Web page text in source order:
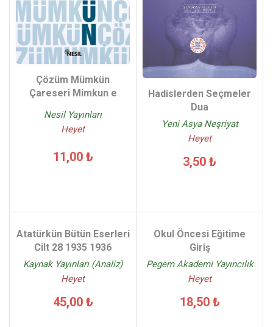
Çözüm Mümkün
Çareseri Mimkun e
Nesil Yayınları
Heyet
11,00 ₺
Hadislerden Seçmeler
Dua
Yeni Asya Neşriyat
Heyet
3,50 ₺
Atatürkün Bütün Eserleri
Cilt 28 1935 1936
Kaynak Yayınları (Analiz)
Heyet
45,00 ₺
Okul Öncesi Eğitime
Giriş
Pegem Akademi Yayıncılık
Heyet
18,50 ₺